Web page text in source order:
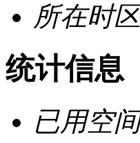
所在时区
统计信息
已用空间